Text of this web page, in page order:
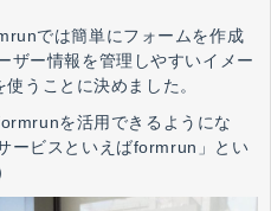
では簡単にフォームを作成
ザー情報を管理しやすいイメー
うことに決めました。
を活用できるようにな
ービスといえばformrun」とい